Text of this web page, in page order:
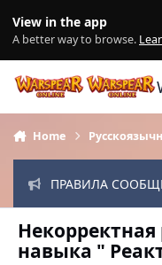
View in the app
A better way to browse.
Home
ПРАВИЛА
Некорректная
навыка "